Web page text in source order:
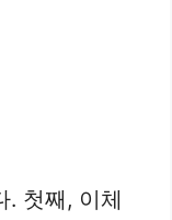
. 첫째, 이체